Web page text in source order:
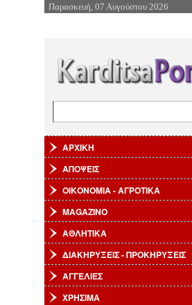
Επιστροφή στην
Παρασκευή, 07 Αυγούστου 2026
ΑΡΧΙΚΗ
ΑΠΟΨΕΙΣ
ΟΙΚΟΝΟΜΙΑ - ΑΓΡΟΤΙΚΑ
MAGAZINO
ΑΘΛΗΤΙΚΑ
ΔΙΑΚΗΡΥΞΕΙΣ - ΠΡΟΚΗΡΥΞΕΙΣ
ΑΓΓΕΛΙΕΣ
ΧΡΗΣΙΜΑ